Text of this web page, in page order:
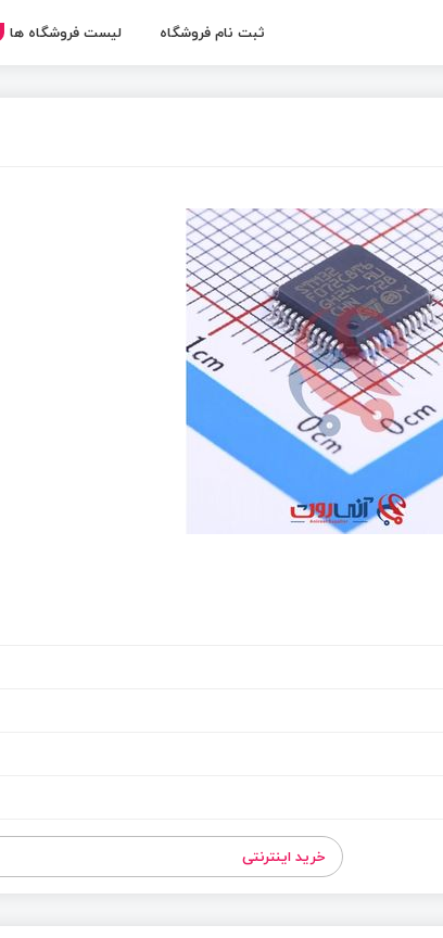
ثبت نام فروشگاه لیست فروشگاه ها
خرید اینترنتی